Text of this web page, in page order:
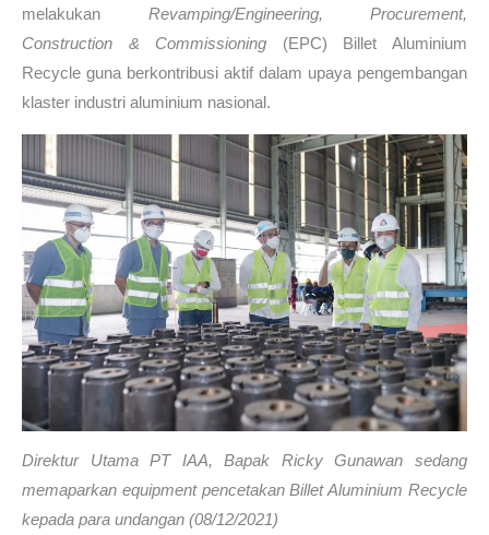
melakukan Revamping/Engineering, Procurement,
Construction & Commissioning (EPC) Billet Aluminium
Recycle guna berkontribusi aktif dalam upaya pengembangan
klaster industri aluminium nasional.
Direktur Utama PT IAA, Bapak Ricky Gunawan sedang
memaparkan equipment pencetakan Billet Aluminium Recycle
kepada para undangan (08/12/2021)